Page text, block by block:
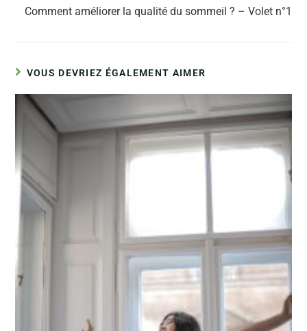
Comment améliorer la qualité du sommeil ? – Volet n°1
VOUS DEVRIEZ ÉGALEMENT AIMER